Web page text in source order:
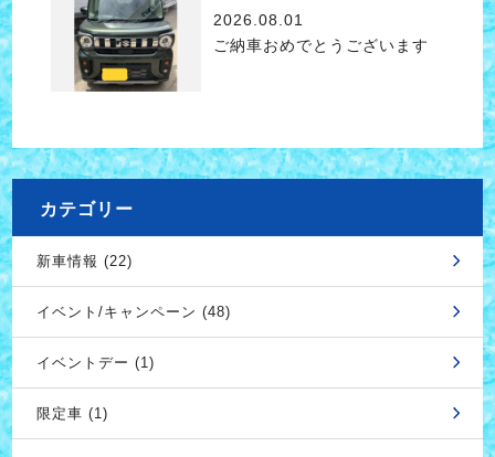
2026.08.01
ご納車おめでとうございます
カテゴリー
新車情報 (22)
イベント/キャンペーン (48)
イベントデー (1)
限定車 (1)